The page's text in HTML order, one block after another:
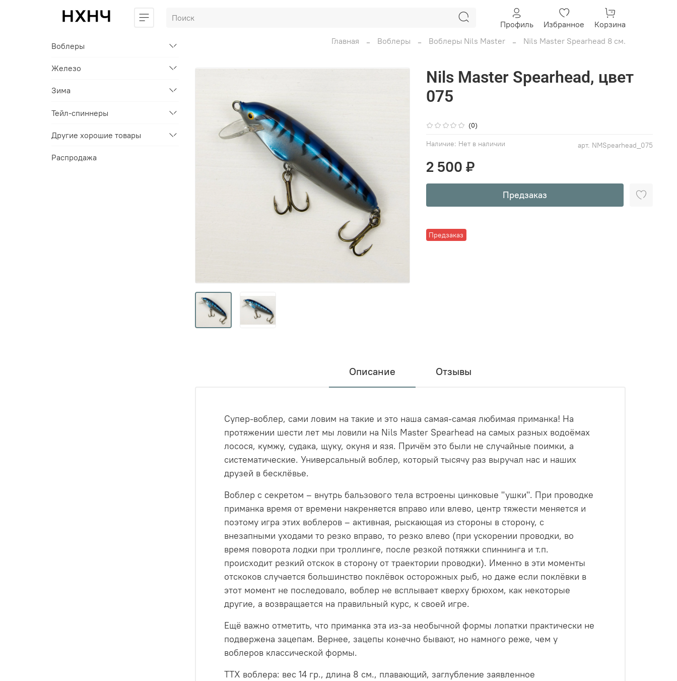
Профиль Избранное
Корзина
Главная
Воблеры Воблеры Nils Master Nils Master Spearhead 8 см.
(0)
арт. NMSpearhead_075
Наличие: Нет в наличии
Предзаказ
Nils Master Spearhead, цвет
075
2 500 ₽
Предзаказ
Описание Отзывы
Супер-воблер, сами ловим на такие и это наша самая-самая любимая приманка! На
протяжении шести лет мы ловили на Nils Master Spearhead на самых разных водоёмах
лосося, кумжу, судака, щуку, окуня и язя. Причём это были не случайные поимки, а
систематические. Универсальный воблер, который тысячу раз выручал нас и наших
друзей в бесклёвье.
Воблер с секретом – внутрь бальзового тела встроены цинковые "ушки". При проводке
приманка время от времени накреняется вправо или влево, центр тяжести меняется и
поэтому игра этих воблеров – активная, рыскающая из стороны в сторону, с
внезапными уходами то резко вправо, то резко влево (при ускорении проводки, во
время поворота лодки при троллинге, после резкой потяжки спиннинга и т.п.
происходит резкий отскок в сторону от траектории проводки). Именно в эти моменты
отскоков случается большинство поклёвок осторожных рыб, но даже если поклёвки в
этот момент не последовало, воблер не всплывает кверху брюхом, как некоторые
другие, а возвращается на правильный курс, к своей игре.
Ещё важно отметить, что приманка эта из-за необычной формы лопатки практически не
подвержена зацепам. Вернее, зацепы конечно бывают, но намного реже, чем у
воблеров классической формы.
ТТХ воблера: вес 14 гр., длина 8 см., плавающий, заглубление заявленное
Воблеры
Железо
Зима
Тейл-спиннеры
Другие хорошие товары
Распродажа